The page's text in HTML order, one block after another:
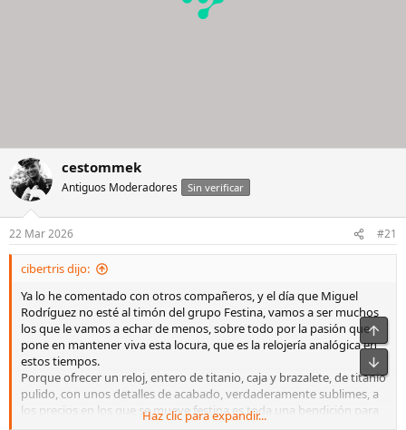
cestommek
Antiguos Moderadores Sin verificar
22 Mar 2026 #21
cibertris dijo:
Ya lo he comentado con otros compañeros, y el día que Miguel
Rodríguez no esté al timón del grupo Festina, vamos a ser muchos
los que le vamos a echar de menos, sobre todo por la pasión que
pone en mantener viva esta locura, que es la relojería analógica en
estos tiempos.
Porque ofrecer un reloj, entero de titanio, caja y brazalete, de titanio
pulido, con unos detalles de acabado, verdaderamente sublimes, a
los precios en los que se mueve festina es toda una bendición para
los aficionados de este mundillo.
Haz clic para expandir...